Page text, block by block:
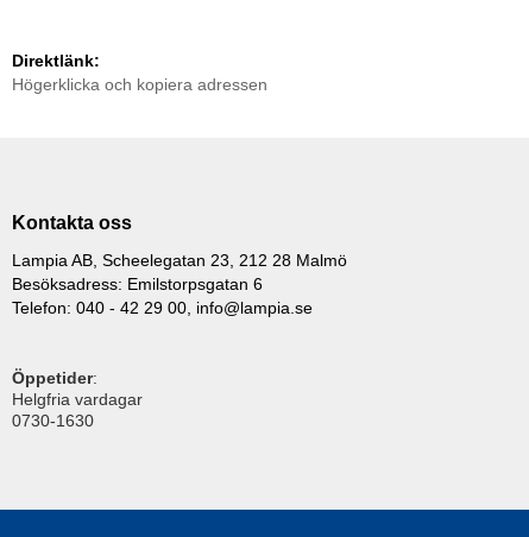
Direktlänk:
Högerklicka och kopiera adressen
Kontakta oss
Lampia AB, Scheelegatan 23, 212 28 Malmö
Besöksadress: Emilstorpsgatan 6
Telefon: 040 - 42 29 00, info@lampia.se
Öppetider:
Helgfria vardagar
0730-1630